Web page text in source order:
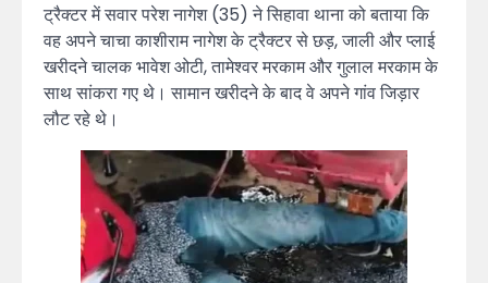
ट्रैक्टर में सवार परेश नागेश (35) ने सिहावा थाना को बताया कि
वह अपने चाचा काशीराम नागेश के ट्रैक्टर से छड़, जाली और प्लाई
खरीदने चालक भावेश ओटी, तामेश्वर मरकाम और गुलाल मरकाम के
साथ सांकरा गए थे। सामान खरीदने के बाद वे अपने गांव जिड़ार
लौट रहे थे।